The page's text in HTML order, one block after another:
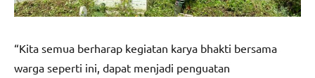
“Kita semua berharap kegiatan karya bhakti bersama
warga seperti ini, dapat menjadi penguatan